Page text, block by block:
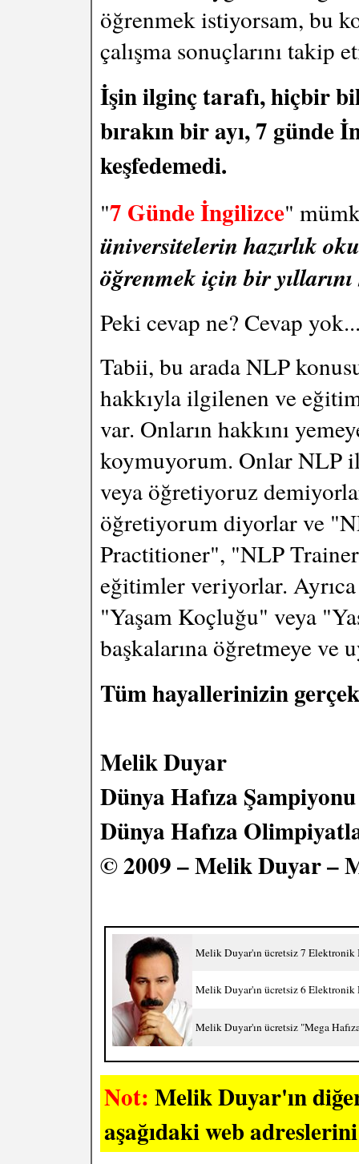
öğrenmek istiyorsam, bu
çalışma sonuçlarını takip
İşin ilginç tarafı, hiçbir
bırakın bir ayı, 7 günde
keşfedemedi.
"7 Günde İngilizce"
üniversitelerin hazırlık
öğrenmek için bir
Peki cevap ne? Cevap
Tabii, bu arada NLP
hakkıyla ilgilenen ve
var. Onların hakkını
koymuyorum. Onlar NLP
veya öğretiyoruz
öğretiyorum diyorlar ve
Practitioner", "NLP
eğitimler veriyorlar.
"Yaşam Koçluğu" veya
başkalarına öğretmeye ve
Tüm hayallerinizin
Melik Duyar
Dünya Hafıza Şampiyonu
Dünya Hafıza
© 2009 – Melik Duyar –
Melik Duyar'ın ücretsiz 7
Melik Duyar'ın ücretsiz 6 Elektronik
Melik Duyar'ın ücretsiz "Mega
Not: Melik Duyar'ın
aşağıdaki web